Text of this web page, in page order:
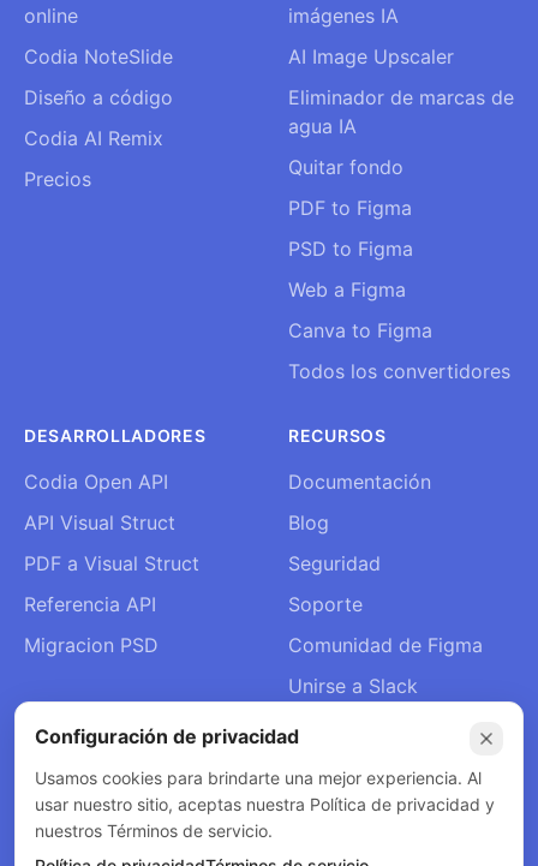
online
Codia NoteSlide
Diseño a código
Codia AI Remix
Precios
imágenes IA
AI Image Upscaler
Eliminador de marcas de
agua IA
Quitar fondo
PDF to Figma
PSD to Figma
Web a Figma
Canva to Figma
Todos los convertidores
DESARROLLADORES
Codia Open API
API Visual Struct
PDF a Visual Struct
Referencia API
Migracion PSD
RECURSOS
Documentación
Blog
Seguridad
Soporte
Comunidad de Figma
Unirse a Slack
Quiénes somos
Contacto
Configuración de privacidad
Usamos cookies para brindarte una mejor experiencia. Al
usar nuestro sitio, aceptas nuestra Política de privacidad y
nuestros Términos de servicio.